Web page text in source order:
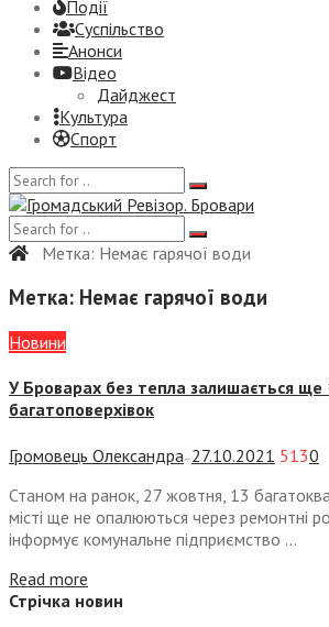
Події
Суспiльство
Анонси
Відео
Дайджест
Культура
Спорт
Метка: Немає гарячої води
Метка: Немає гарячої води
Новини
У Броварах без тепла залишається ще
багатоповерхівок
Громовець Олександра — 27.10.2021 5130
Станом на ранок, 27 жовтня, 13
місті ще не опалюються через ремонтні
інформує комунальне підприємство ...
Read more
Стрічка новин